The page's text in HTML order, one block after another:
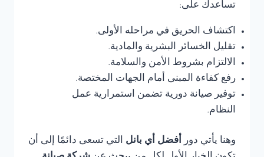
تساعدك على:
اكتشاف الحريق في مراحله الأولى.
تقليل الخسائر البشرية والمادية.
الالتزام بشروط الأمن والسلامة.
رفع كفاءة المبنى أمام الجهات المختصة.
توفير صيانة دورية تضمن استمرارية عمل
النظام.
وهنا يأتي دور أفضل أي بانل التي تسعى دائمًا إلى أن